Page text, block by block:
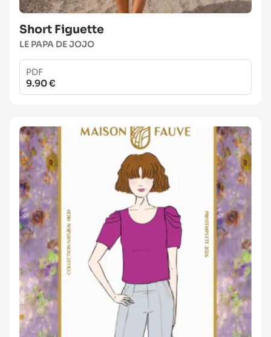
Short Figuette
LE PAPA DE JOJO
PDF
9.90 €